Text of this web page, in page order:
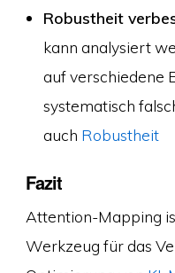
Robustheit
kann analysiert
auf verschiedene
systematisch
auch Robustheit
Fazit
Attention-Mapping
Werkzeug für das